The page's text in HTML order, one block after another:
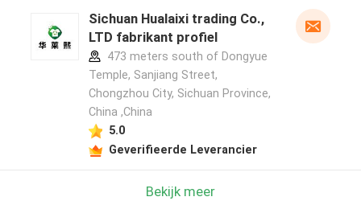
Sichuan Hualaixi trading Co.,
LTD fabrikant profiel
473 meters south of Dongyue
Temple, Sanjiang Street,
Chongzhou City, Sichuan Province,
China ,China
5.0
Geverifieerde Leverancier
Bekijk meer